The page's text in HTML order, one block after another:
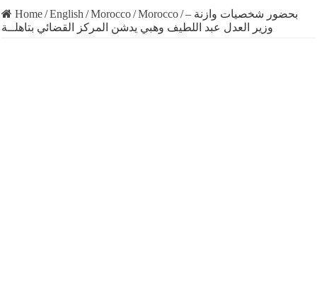
Home/English /Morocco/Morocco/بحضور شخصيات وازنة –
وزير العدل عبد اللطيف وهبي يدشن المركز القضائي بتاهلــة